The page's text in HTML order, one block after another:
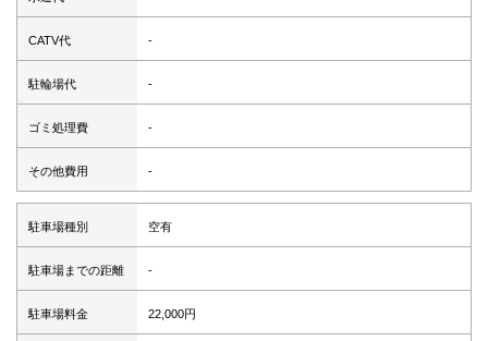
CATV代 -
駐輪場代 -
ゴミ処理費 -
その他費用 -
駐車場種別 空有
駐車場までの距離 -
駐車場料金 22,000円